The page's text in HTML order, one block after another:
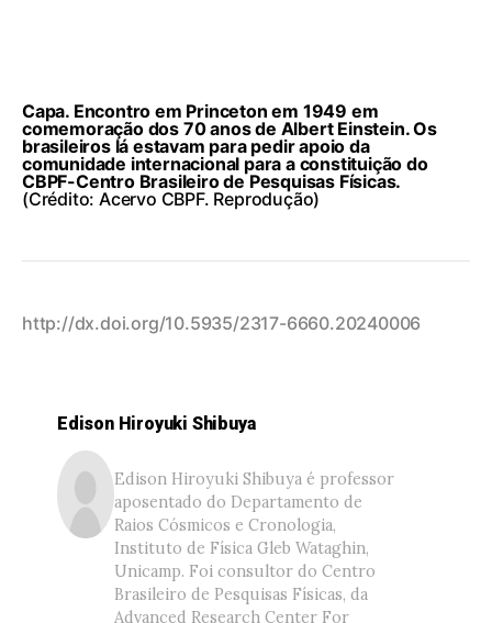
Capa. Encontro em Princeton em 1949 em
comemoração dos 70 anos de Albert Einstein. Os
brasileiros lá estavam para pedir apoio da
comunidade internacional para a constituição do
CBPF-Centro Brasileiro de Pesquisas Físicas.
(Crédito: Acervo CBPF. Reprodução)
http://dx.doi.org/10.5935/2317-6660.20240006
Edison Hiroyuki Shibuya
Edison Hiroyuki Shibuya é professor
aposentado do Departamento de
Raios Cósmicos e Cronologia,
Instituto de Física Gleb Wataghin,
Unicamp. Foi consultor do Centro
Brasileiro de Pesquisas Físicas, da
Advanced Research Center For